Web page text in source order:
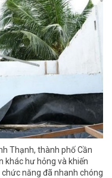
Thạnh, thành phố Cần
khác hư hỏng và khiến
năng đã nhanh chóng